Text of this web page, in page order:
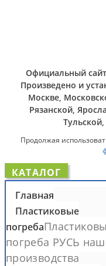
Официальный
Произведено и
Москве,
Рязанской,
Продолжая
КАТАЛОГ
Главная
Пластиковые
погреба
погреба РУСЬ
производства